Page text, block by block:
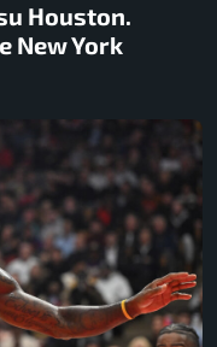
Houston.
New York